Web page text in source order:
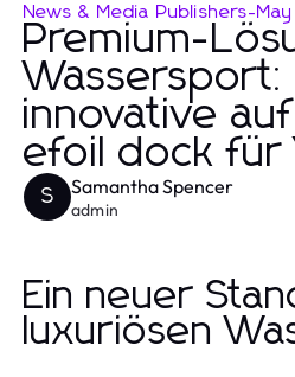
News & Media Publishers-
Premium-
Wassersport:
innovative
efoil dock für
S Samantha Spencer
admin
Ein neuer
luxuriösen